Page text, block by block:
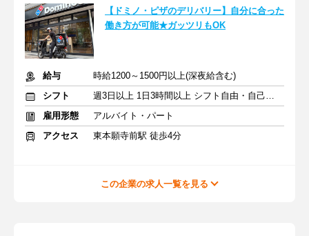
【ドミノ・ピザのデリバリー】自分に合った
働き方が可能★ガッツリもOK
給与
時給1200～1500円以上(深夜給含む)
シフト
週3日以上 1日3時間以上 シフト自由・自己申告
雇用形態
アルバイト・パート
アクセス
東本願寺前駅 徒歩4分
この企業の求人一覧を見る